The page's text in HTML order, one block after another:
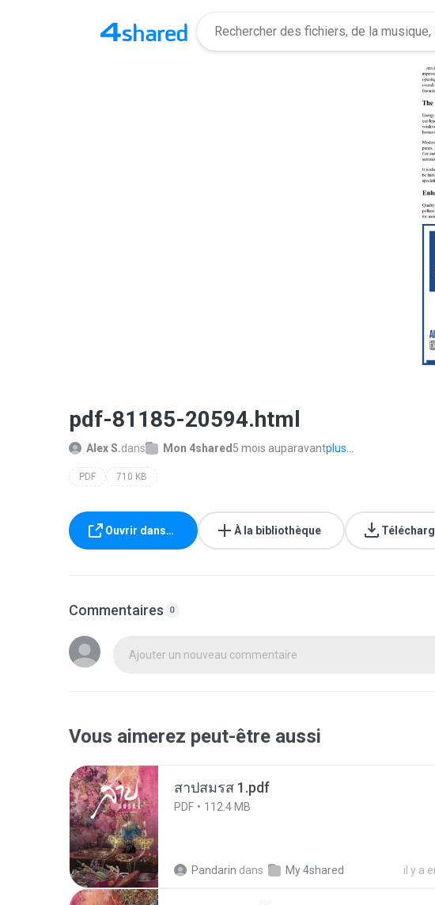
pdf-81185-20594.html
Alex S.dans Mon 4shared 5 mois auparavantplus...
PDF 710 KB
Ouvrir dans… À la bibliothèque
Commentaires 0
Ajouter un nouveau commentaire
Vous aimerez peut-être aussi
สาปสมรส 1.pdf
PDF 112.4 MB
Pandarin dans My 4shared il y a